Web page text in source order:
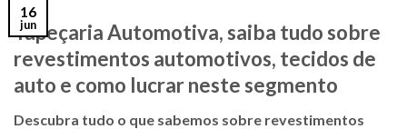
16
jun
Tapeçaria Automotiva, saiba tudo sobre
revestimentos automotivos, tecidos de
auto e como lucrar neste segmento
Descubra tudo o que sabemos sobre revestimentos